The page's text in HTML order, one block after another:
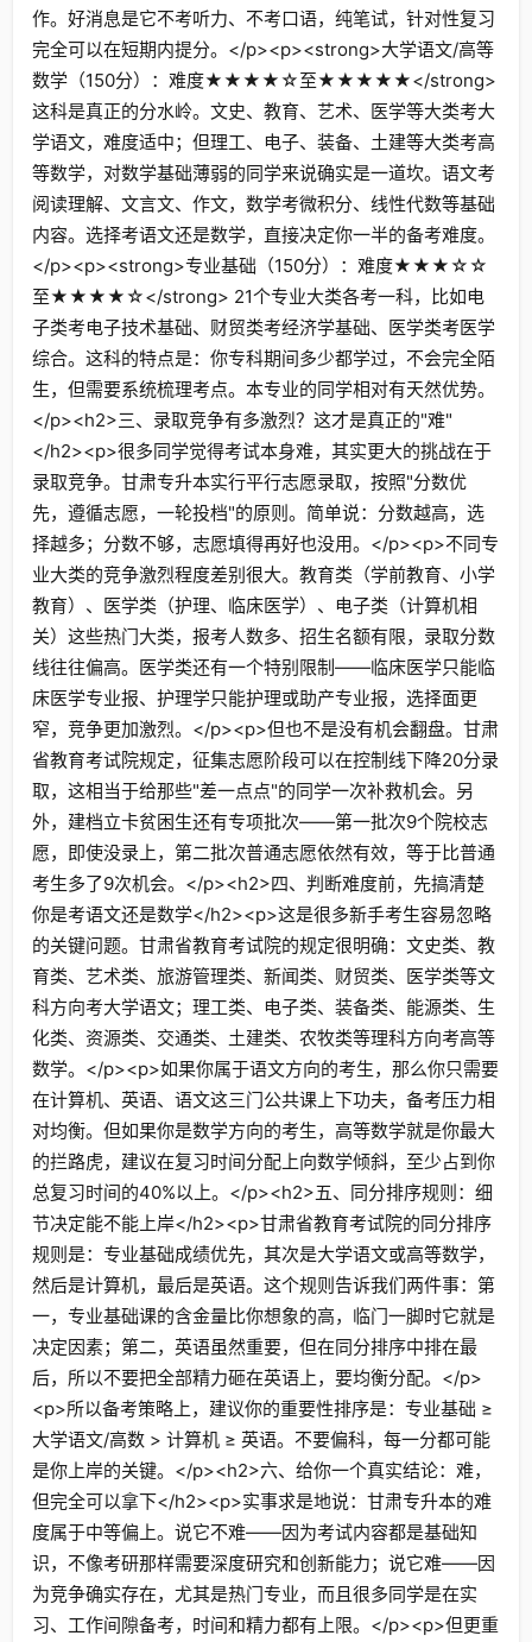
作。好消息是它不考听力、不考口语，纯笔试，针对性复习
完全可以在短期内提分。</p><p><strong>大学语文/高等
数学（150分）：难度★★★★☆至★★★★★</strong>
这科是真正的分水岭。文史、教育、艺术、医学等大类考大
学语文，难度适中；但理工、电子、装备、土建等大类考高
等数学，对数学基础薄弱的同学来说确实是一道坎。语文考
阅读理解、文言文、作文，数学考微积分、线性代数等基础
内容。选择考语文还是数学，直接决定你一半的备考难度。
</p><p><strong>专业基础（150分）：难度★★★☆☆
至★★★★☆</strong> 21个专业大类各考一科，比如电
子类考电子技术基础、财贸类考经济学基础、医学类考医学
综合。这科的特点是：你专科期间多少都学过，不会完全陌
生，但需要系统梳理考点。本专业的同学相对有天然优势。
</p><h2>三、录取竞争有多激烈？这才是真正的"难"
</h2><p>很多同学觉得考试本身难，其实更大的挑战在于
录取竞争。甘肃专升本实行平行志愿录取，按照"分数优
先，遵循志愿，一轮投档"的原则。简单说：分数越高，选
择越多；分数不够，志愿填得再好也没用。</p><p>不同专
业大类的竞争激烈程度差别很大。教育类（学前教育、小学
教育）、医学类（护理、临床医学）、电子类（计算机相
关）这些热门大类，报考人数多、招生名额有限，录取分数
线往往偏高。医学类还有一个特别限制——临床医学只能临
床医学专业报、护理学只能护理或助产专业报，选择面更
窄，竞争更加激烈。</p><p>但也不是没有机会翻盘。甘肃
省教育考试院规定，征集志愿阶段可以在控制线下降20分录
取，这相当于给那些"差一点点"的同学一次补救机会。另
外，建档立卡贫困生还有专项批次——第一批次9个院校志
愿，即使没录上，第二批次普通志愿依然有效，等于比普通
考生多了9次机会。</p><h2>四、判断难度前，先搞清楚
你是考语文还是数学</h2><p>这是很多新手考生容易忽略
的关键问题。甘肃省教育考试院的规定很明确：文史类、教
育类、艺术类、旅游管理类、新闻类、财贸类、医学类等文
科方向考大学语文；理工类、电子类、装备类、能源类、生
化类、资源类、交通类、土建类、农牧类等理科方向考高等
数学。</p><p>如果你属于语文方向的考生，那么你只需要
在计算机、英语、语文这三门公共课上下功夫，备考压力相
对均衡。但如果你是数学方向的考生，高等数学就是你最大
的拦路虎，建议在复习时间分配上向数学倾斜，至少占到你
总复习时间的40%以上。</p><h2>五、同分排序规则：细
节决定能不能上岸</h2><p>甘肃省教育考试院的同分排序
规则是：专业基础成绩优先，其次是大学语文或高等数学，
然后是计算机，最后是英语。这个规则告诉我们两件事：第
一，专业基础课的含金量比你想象的高，临门一脚时它就是
决定因素；第二，英语虽然重要，但在同分排序中排在最
后，所以不要把全部精力砸在英语上，要均衡分配。</p>
<p>所以备考策略上，建议你的重要性排序是：专业基础 ≥
大学语文/高数 > 计算机 ≥ 英语。不要偏科，每一分都可能
是你上岸的关键。</p><h2>六、给你一个真实结论：难，
但完全可以拿下</h2><p>实事求是地说：甘肃专升本的难
度属于中等偏上。说它不难——因为考试内容都是基础知
识，不像考研那样需要深度研究和创新能力；说它难——因
为竞争确实存在，尤其是热门专业，而且很多同学是在实
习、工作间隙备考，时间和精力都有上限。</p><p>但更重